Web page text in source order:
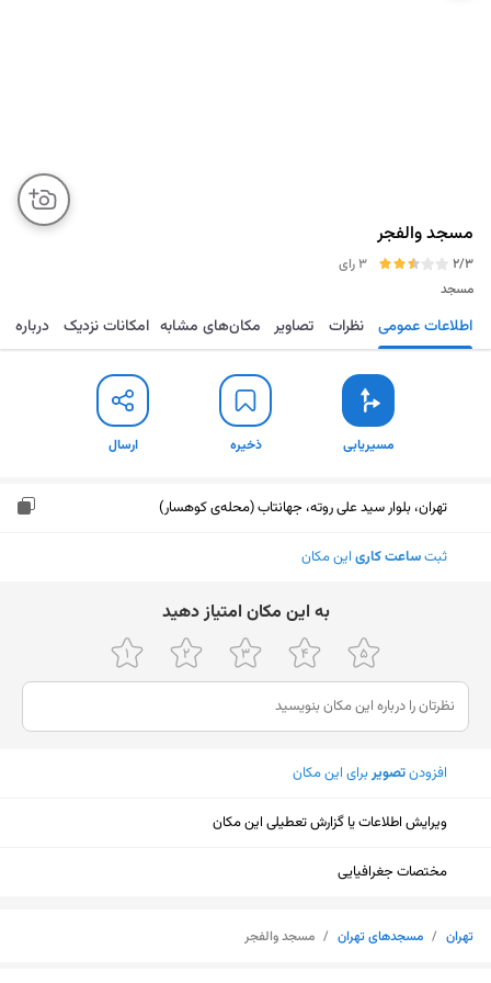
مسجد والفجر
2/3
3 رای
مسجد
مسیریابی ذخیره ارسال اطلاعات عمومی نظرات تصاویر مکان‌های مشابه امکانات نزدیک درباره
مسیریابی ذخیره ارسال
تهران، بلوار سید علی روته، جهانتاب (محله‌ی کوهسار)
ثبتساعت کاری این مکان
ﺑﻪ اﯾﻦ ﻣﮑﺎن اﻣﺘﯿﺎز دﻫﯿﺪ
افزودنتصویربرای این مکان
ویرایش اطلاعات یا گزارش تعطیلی این مکان
مختصات جغرافیایی
تهران / مسجدهای تهران / مسجد والفجر